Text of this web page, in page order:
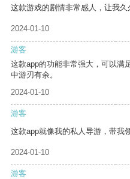
这款游戏的剧情非常感人，让我久
2024-01-10
游客
这款app的功能非常强大，可以满
中游刃有余。
2024-01-10
游客
这款app就像我的私人导游，带我
2024-01-10
游客